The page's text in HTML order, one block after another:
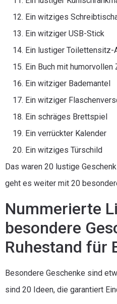
Ein witziges
Ein witziger USB-Stick
Ein lustiger Toilettensitz-
Ein Buch mit
Ein witziger Bademantel
Ein witziger
Ein schräges Brettspiel
Ein verrückter Kalender
Ein witziges Türschild
Das waren 20 lustige
geht es weiter mit 20
Nummerierte
besondere
Ruhestand für
Besondere Geschenke sind
sind 20 Ideen, die garantiert